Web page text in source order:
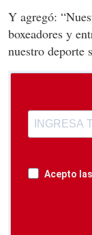
Y agregó:
boxeadores y
nuestro deporte
Acepto